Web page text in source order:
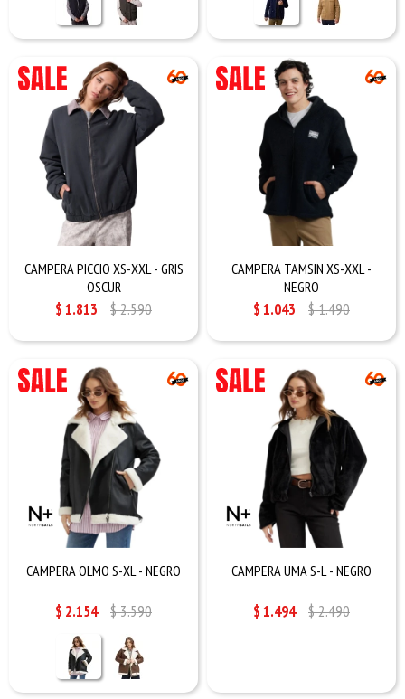
CAMPERA PICCIO XS-XXL - GRIS
OSCUR
$1.813 $2.590
CAMPERA TAMSIN XS-XXL -
NEGRO
$1.043 $1.490
CAMPERA OLMO S-XL - NEGRO
$ 2.154 $3.590
CAMPERA UMA S-L - NEGRO
$1.494 $2.490